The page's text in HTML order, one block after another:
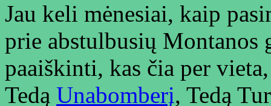
Jau keli mėnesiai, kaip
prie abstulbusių
paaiškinti, kas čia per
Tedą Unabomberį, Tedą